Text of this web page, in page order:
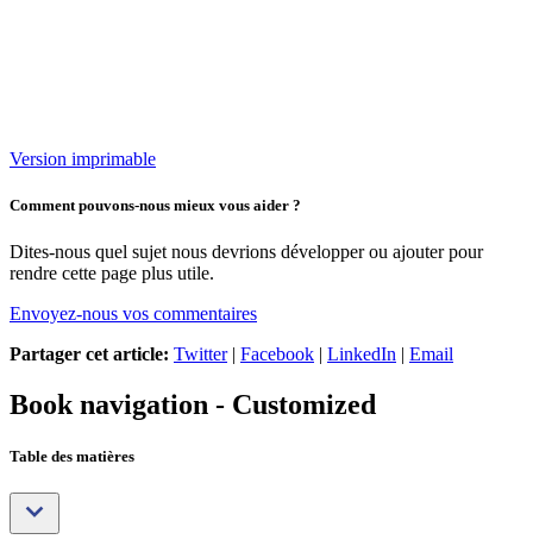
Version imprimable
Comment pouvons-nous mieux vous aider ?
Dites-nous quel sujet nous devrions développer ou ajouter pour
rendre cette page plus utile.
Envoyez-nous vos commentaires
Partager cet article: Twitter| Facebook | LinkedIn | Email
Book navigation - Customized
Table des matières